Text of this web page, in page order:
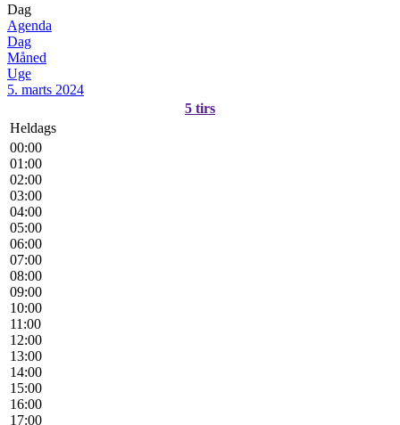
Dag
Agenda
Dag
Måned
Uge
5. marts 2024
5 tirs
Heldags
00:00
01:00
02:00
03:00
04:00
05:00
06:00
07:00
08:00
09:00
10:00
11:00
12:00
13:00
14:00
15:00
16:00
17:00